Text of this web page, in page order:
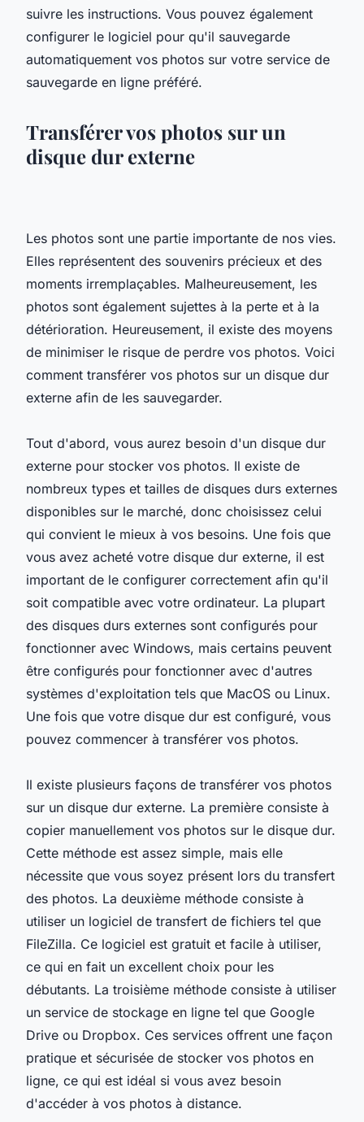
suivre les instructions. Vous pouvez également
configurer le logiciel pour qu'il sauvegarde
automatiquement vos photos sur votre service de
sauvegarde en ligne préféré.
Transférer vos photos sur un
disque dur externe
Les photos sont une partie importante de nos vies.
Elles représentent des souvenirs précieux et des
moments irremplaçables. Malheureusement, les
photos sont également sujettes à la perte et à la
détérioration. Heureusement, il existe des moyens
de minimiser le risque de perdre vos photos. Voici
comment transférer vos photos sur un disque dur
externe afin de les sauvegarder.
Tout d'abord, vous aurez besoin d'un disque dur
externe pour stocker vos photos. Il existe de
nombreux types et tailles de disques durs externes
disponibles sur le marché, donc choisissez celui
qui convient le mieux à vos besoins. Une fois que
vous avez acheté votre disque dur externe, il est
important de le configurer correctement afin qu'il
soit compatible avec votre ordinateur. La plupart
des disques durs externes sont configurés pour
fonctionner avec Windows, mais certains peuvent
être configurés pour fonctionner avec d'autres
systèmes d'exploitation tels que MacOS ou Linux.
Une fois que votre disque dur est configuré, vous
pouvez commencer à transférer vos photos.
Il existe plusieurs façons de transférer vos photos
sur un disque dur externe. La première consiste à
copier manuellement vos photos sur le disque dur.
Cette méthode est assez simple, mais elle
nécessite que vous soyez présent lors du transfert
des photos. La deuxième méthode consiste à
utiliser un logiciel de transfert de fichiers tel que
FileZilla. Ce logiciel est gratuit et facile à utiliser,
ce qui en fait un excellent choix pour les
débutants. La troisième méthode consiste à utiliser
un service de stockage en ligne tel que Google
Drive ou Dropbox. Ces services offrent une façon
pratique et sécurisée de stocker vos photos en
ligne, ce qui est idéal si vous avez besoin
d'accéder à vos photos à distance.